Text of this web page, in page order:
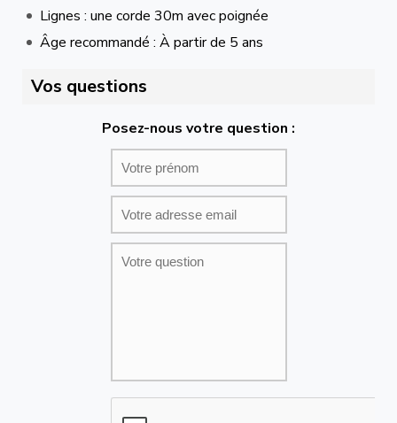
Lignes : une corde 30m avec poignée
Âge recommandé : À partir de 5 ans
Vos questions
Posez-nous votre question :